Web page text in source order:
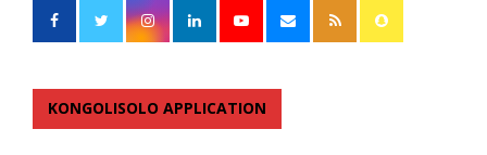
KONGOLISOLO APPLICATION